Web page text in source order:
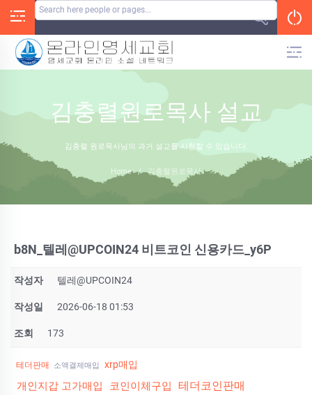
김충렬원로목사 설교
김충렬 원로목사님의 과거 설교를 시청할 수 있습니다.
Home / 김충렬원로목사
b8N_텔레@UPCOIN24 비트코인 신용카드_y6P
작성자 텔레@UPCOIN24
작성일 2026-06-18 01:53
조회 173
테더판매 소액결제매입 xrp매입
개인지갑 고가매입 코인이체구입 테더코인판매